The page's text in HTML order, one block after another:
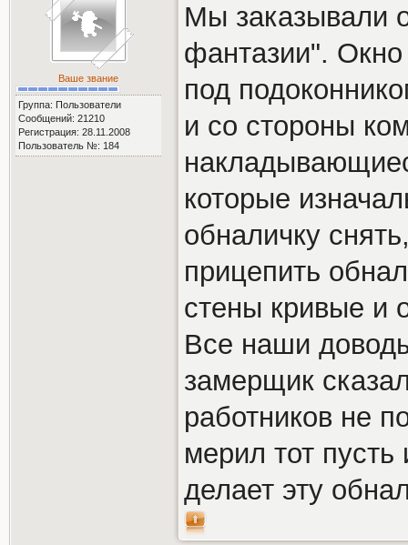
Ваше звание
Группа: Пользователи
Сообщений: 21210
Регистрация: 28.11.2008
Пользователь №: 184
Мы заказывали
фантазии". Окно
под
и со стороны
которые
обналичку
прицепить
стены кривые и
Все наши
замерщик
работников не
мерил тот
делает эту